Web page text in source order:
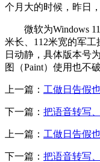
个月大的时候，昨日，
微软为Windows 11
米长、112米宽的军
日动静，具体版本号
图（Paint）使用也不破
上一篇： 工做日告假
下一篇： 把语音转写
上一篇： 工做日告假
下一篇： 把语音转写